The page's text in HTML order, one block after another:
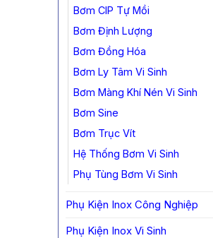
Bơm CIP Tự Mồi
Bơm Định Lượng
Bơm Đồng Hóa
Bơm Ly Tâm Vi Sinh
Bơm Màng Khí Nén Vi Sinh
Bơm Sine
Bơm Trục Vít
Hệ Thống Bơm Vi Sinh
Phụ Tùng Bơm Vi Sinh
Phụ Kiện Inox Công Nghiệp
Phụ Kiện Inox Vi Sinh